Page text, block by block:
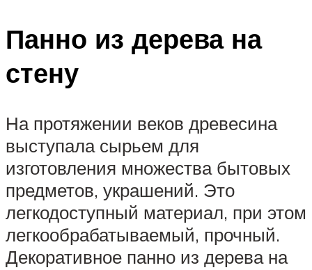
Панно из дерева на
стену
На протяжении веков древесина
выступала сырьем для
изготовления множества бытовых
предметов, украшений. Это
легкодоступный материал, при этом
легкообрабатываемый, прочный.
Декоративное панно из дерева на